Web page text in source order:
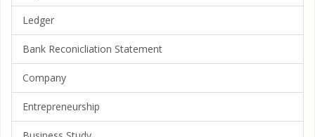
Ledger
Bank Reconicliation Statement
Company
Entrepreneurship